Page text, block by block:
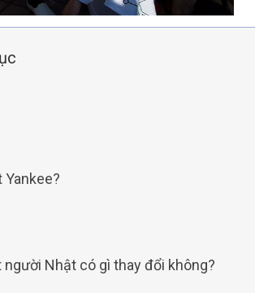
Nhật có gì thay đổi không?